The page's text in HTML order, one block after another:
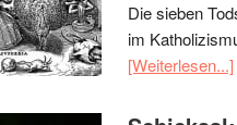
Die sieben
im
[Weiterlesen...]